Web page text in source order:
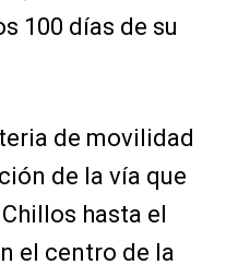
100 días de su
de movilidad
de la vía que
hasta el
el centro de la